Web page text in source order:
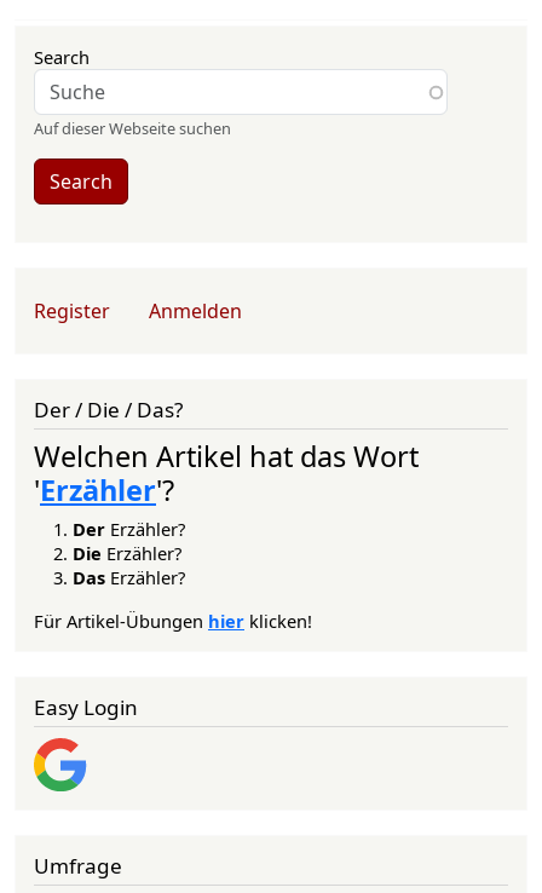
Search
Auf dieser Webseite suchen
Search
User account menu
Register Anmelden
Der / Die / Das?
Welchen Artikel hat das Wort
'Erzähler'?
Der Erzähler?
Die Erzähler?
Das Erzähler?
Für Artikel-Übungen hier klicken!
Easy Login
Umfrage